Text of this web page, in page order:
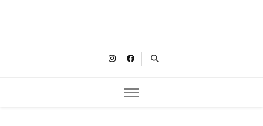
Gradina Culinara